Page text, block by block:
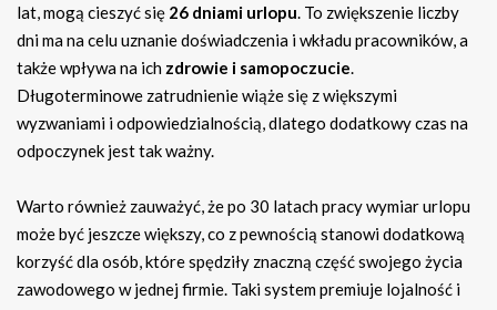
lat, mogą cieszyć się 26 dniami urlopu. To zwiększenie liczby
dni ma na celu uznanie doświadczenia i wkładu pracowników, a
także wpływa na ich zdrowie i samopoczucie.
Długoterminowe zatrudnienie wiąże się z większymi
wyzwaniami i odpowiedzialnością, dlatego dodatkowy czas na
odpoczynek jest tak ważny.
Warto również zauważyć, że po 30 latach pracy wymiar urlopu
może być jeszcze większy, co z pewnością stanowi dodatkową
korzyść dla osób, które spędziły znaczną część swojego życia
zawodowego w jednej firmie. Taki system premiuje lojalność i